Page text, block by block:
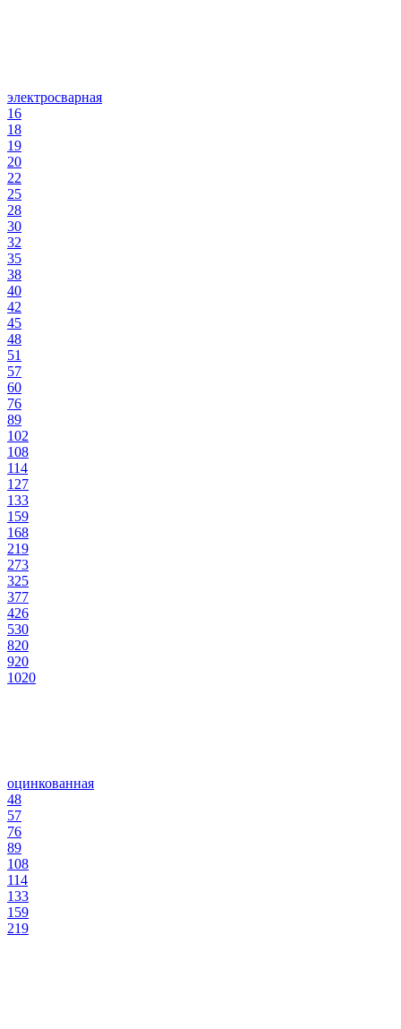
электросварная
16
18
19
20
22
25
28
30
32
35
38
40
42
45
48
51
57
60
76
89
102
108
114
127
133
159
168
219
273
325
377
426
530
820
920
1020
оцинкованная
48
57
76
89
108
114
133
159
219